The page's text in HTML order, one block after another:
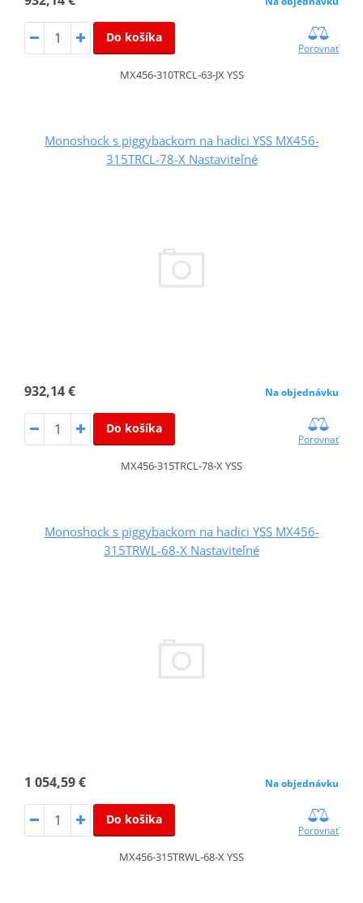
Do košíka
Porovnať
MX456-310TRCL-63-JX YSS
Monoshock s piggybackom na hadici YSS MX456-
315TRCL-78-X Nastaviteľné
932,14 € Na objednávku
Do košíka
Porovnať
MX456-315TRCL-78-X YSS
Monoshock s piggybackom na hadici YSS MX456-
315TRWL-68-X Nastaviteľné
1 054,59 € Na objednávku
Do košíka
Porovnať
MX456-315TRWL-68-X YSS